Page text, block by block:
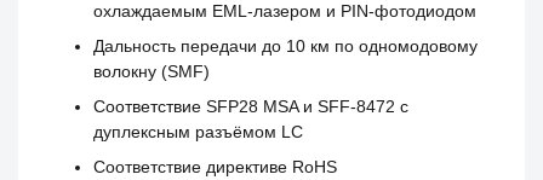
охлаждаемым EML-лазером и PIN-фотодиодом
Дальность передачи до 10 км по одномодовому
волокну (SMF)
Соответствие SFP28 MSA и SFF-8472 с
дуплексным разъёмом LC
Соответствие директиве RoHS